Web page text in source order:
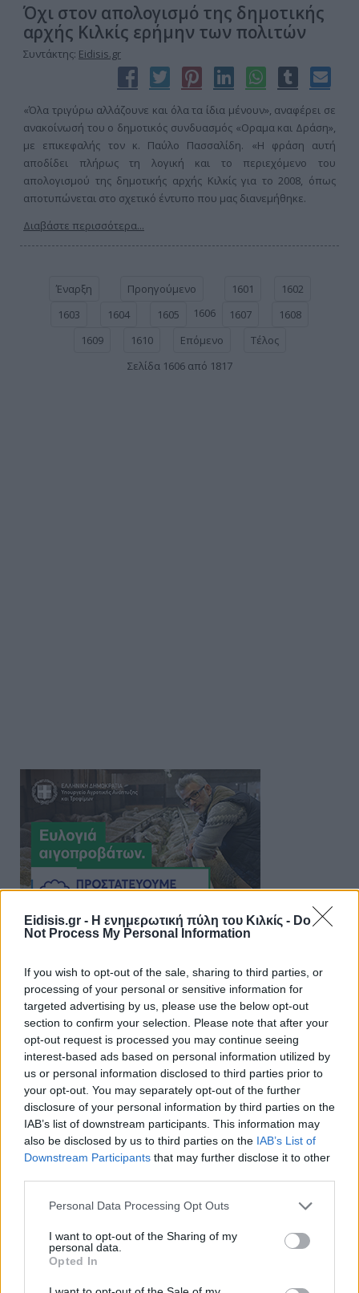
Eidisis.gr - Η ενημερωτική πύλη του Κιλκίς - Do
Not Process My Personal Information
If you wish to opt-out of the sale, sharing to third parties, or
processing of your personal or sensitive information for
targeted advertising by us, please use the below opt-out
section to confirm your selection. Please note that after your
opt-out request is processed you may continue seeing
interest-based ads based on personal information utilized by
us or personal information disclosed to third parties prior to
your opt-out. You may separately opt-out of the further
disclosure of your personal information by third parties on the
IAB’s list of downstream participants. This information may
also be disclosed by us to third parties on the IAB’s List of
Downstream Participants that may further disclose it to other
Personal Data Processing Opt Outs
I want to opt-out of the Sharing of my
personal data.
Opted In
Όχι στον απολογισμό της δημοτικής
αρχής Κιλκίς ερήμην των πολιτών
Συντάκτης: Eidisis.gr
«Όλα τριγύρω αλλάζουνε και όλα τα ίδια μένουν», αναφέρει σε
ανακοίνωσή του ο δημοτικός συνδυασμός «Οραμα και Δράση»,
με επικεφαλής τον κ. Παύλο Πασσαλίδη. «Η φράση αυτή
αποδίδει πλήρως τη λογική και το περιεχόμενο του
απολογισμού της δημοτικής αρχής Κιλκίς για το 2008, όπως
αποτυπώνεται στο σχετικό έντυπο που μας διανεμήθηκε.
Διαβάστε περισσότερα...
Έναρξη Προηγούμενο 1601
1602
1603
1604 1605 1606 1607
1608
1609
1610 Επόμενο
Τέλος
Σελίδα 1606 από 1817
Πρωινή